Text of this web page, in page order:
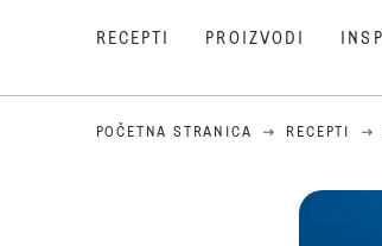
RECEPTI PROIZVODI
POČETNA STRANICA RECEPTI